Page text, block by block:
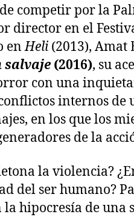
competir por la
director en el
enHeli (2013),
salvaje (2016), su
con una
internos de
en los que los
de la
la violencia?
del ser humano?
la hipocresía de una